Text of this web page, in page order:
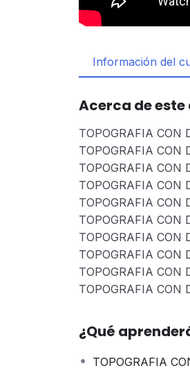
Información del
Acerca de este
TOPOGRAFIA CON
TOPOGRAFIA CON
TOPOGRAFIA CON
TOPOGRAFIA CON
TOPOGRAFIA CON
TOPOGRAFIA CON
TOPOGRAFIA CON
TOPOGRAFIA CON
TOPOGRAFIA CON
TOPOGRAFIA CON
¿Qué
TOPOGRAFIA